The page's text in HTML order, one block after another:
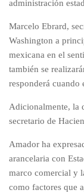
administración
Marcelo Ebrard,
Washington a
mexicana en el
también se
responderá cuando
Adicionalmente, la
secretario de
Amador ha
arancelaria con
marco comercial y
como factores que